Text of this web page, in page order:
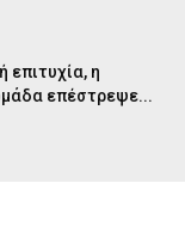
επιτυχία, η
επέστρεψε...